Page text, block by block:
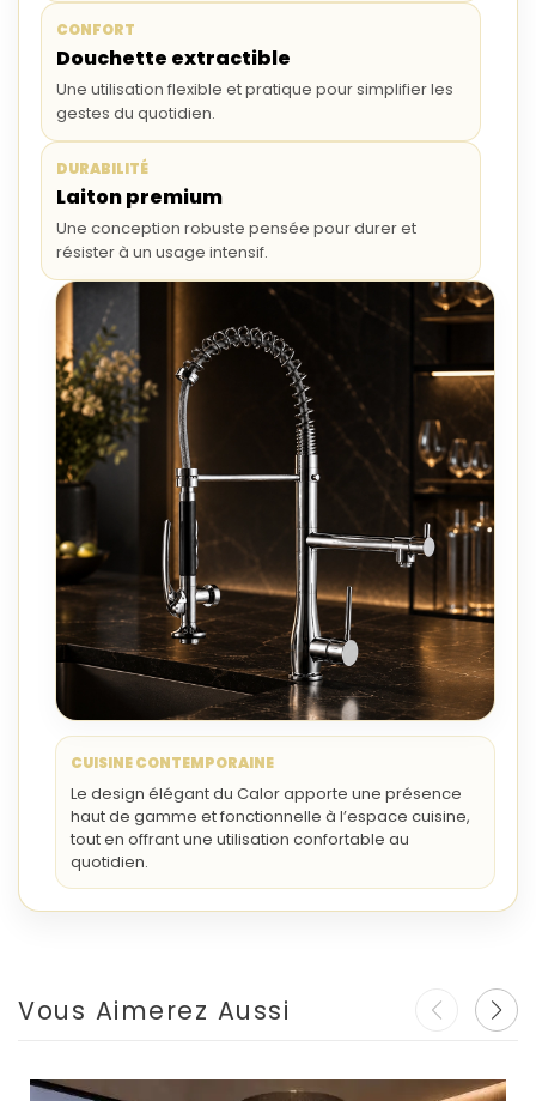
CONFORT
Douchette extractible
Une utilisation flexible et pratique pour simplifier les
gestes du quotidien.
DURABILITÉ
Laiton premium
Une conception robuste pensée pour durer et
résister à un usage intensif.
CUISINE CONTEMPORAINE
Le design élégant du Calor apporte une présence
haut de gamme et fonctionnelle à l’espace cuisine,
tout en offrant une utilisation confortable au
quotidien.
Vous Aimerez Aussi